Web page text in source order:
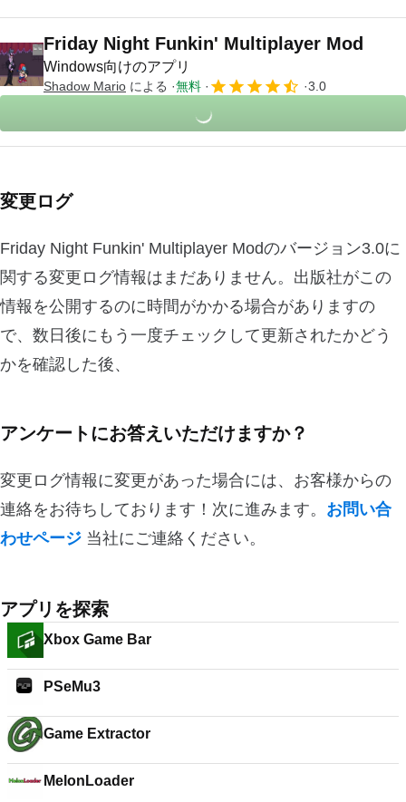
Friday Night Funkin' Multiplayer Mod
Windows向けのアプリ
Shadow Mario による 無料 3.0
変更ログ
Friday Night Funkin' Multiplayer Modのバージョン3.0に
関する変更ログ情報はまだありません。出版社がこの
情報を公開するのに時間がかかる場合がありますの
で、数日後にもう一度チェックして更新されたかどう
かを確認した後、
アンケートにお答えいただけますか？
変更ログ情報に変更があった場合には、お客様からの
連絡をお待ちしております！次に進みます。 お問い合
わせページ 当社にご連絡ください。
アプリを探索
Xbox Game Bar
PSeMu3
Game Extractor
MelonLoader